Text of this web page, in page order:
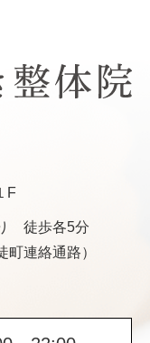
F
徒歩各5分
連絡通路）